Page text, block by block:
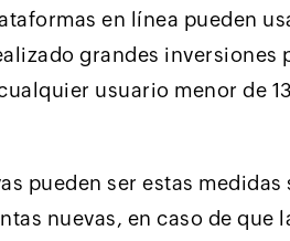
en línea pueden
grandes inversiones
usuario menor de
pueden ser estas
nuevas, en caso de que